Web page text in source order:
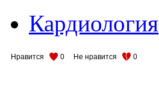
Кардиология
Нравится 0 Не нравится 0